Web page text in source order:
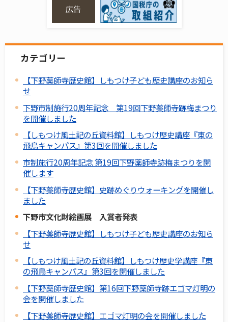
広告
カテゴリー
【下野薬師寺歴史館】しもつけ子ども歴史講座のお知ら
せ
下野市制施行20周年記念 第19回下野薬師寺跡梅まつり
を開催しました
【しもつけ風土記の丘資料館】しもつけ歴史講座『東の
飛鳥キャンパス』第3回を開催しました
市制施行20周年記念 第19回下野薬師寺跡梅まつりを開
催します
【下野薬師寺歴史館】史跡めぐりウォーキングを開催し
ました
下野市文化財絵画展 入賞者発表
【下野薬師寺歴史館】しもつけ子ども歴史講座のお知ら
せ
【しもつけ風土記の丘資料館】しもつけ歴史学講座『東
の飛鳥キャンパス』第3回を開催しました
【下野薬師寺歴史館】第16回下野薬師寺跡エゴマ灯明の
会を開催しました
【下野薬師寺歴史館】エゴマ灯明の会を開催しました